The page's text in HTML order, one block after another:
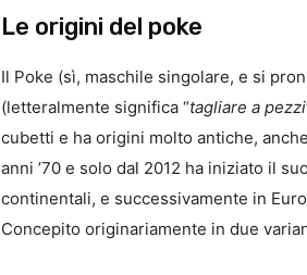
Le origini del poke
Il Poke (sì, maschile singolare, e si
(letteralmente significa “tagliare a pezzi
cubetti e ha origini molto antiche,
anni ’70 e solo dal 2012 ha iniziato il
continentali, e successivamente in
Concepito originariamente in due